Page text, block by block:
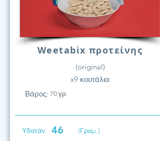
Weetabix προτείνης
(original)
x9 κουτάλια
Βάρος: 70 γρ.
Υδατάν. 46 (Γραμ.)